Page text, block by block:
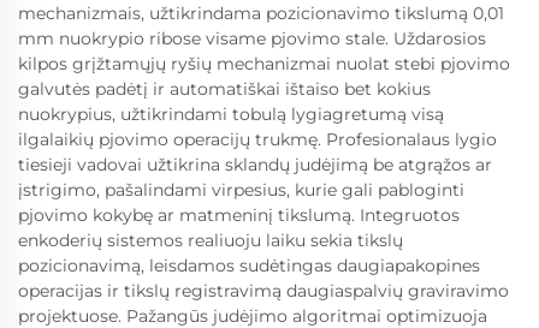
mechanizmais, užtikrindama pozicionavimo tikslumą 0,01
mm nuokrypio ribose visame pjovimo stale. Uždarosios
kilpos grįžtamųjų ryšių mechanizmai nuolat stebi pjovimo
galvutės padėtį ir automatiškai ištaiso bet kokius
nuokrypius, užtikrindami tobulą lygiagretumą visą
ilgalaikių pjovimo operacijų trukmę. Profesionalaus lygio
tiesieji vadovai užtikrina sklandų judėjimą be atgrąžos ar
įstrigimo, pašalindami virpesius, kurie gali pabloginti
pjovimo kokybę ar matmeninį tikslumą. Integruotos
enkoderių sistemos realiuoju laiku sekia tikslų
pozicionavimą, leisdamos sudėtingas daugiapakopines
operacijas ir tikslų registravimą daugiaspalvių graviravimo
projektuose. Pažangūs judėjimo algoritmai optimizuoja